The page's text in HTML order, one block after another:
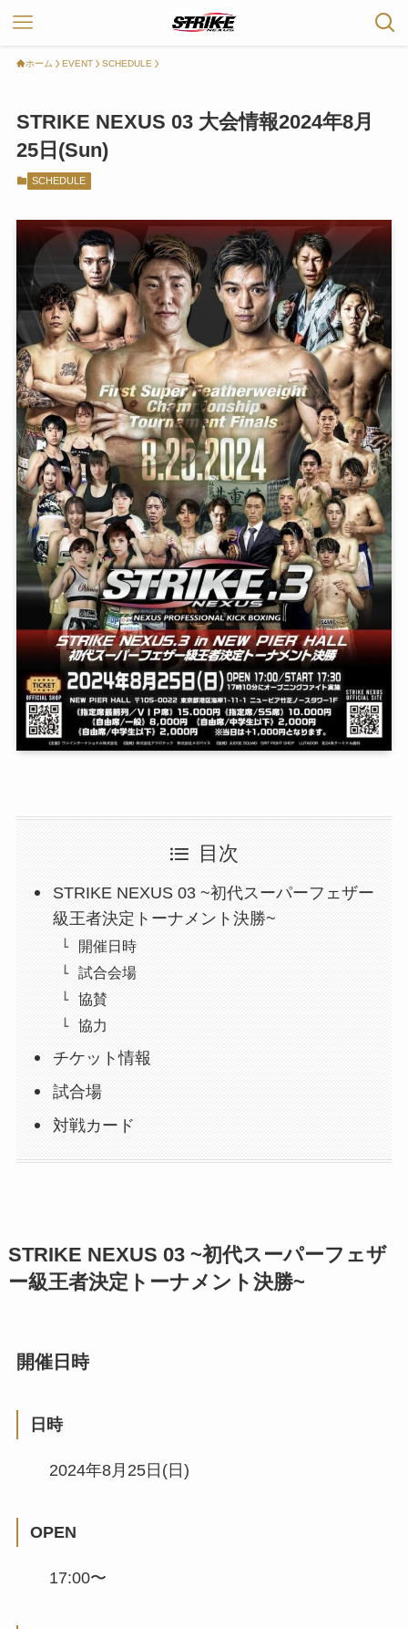
ホーム EVENT SCHEDULE
STRIKE NEXUS 03 大会情報2024年8月
25日(Sun)
SCHEDULE
目次
STRIKE NEXUS 03 ~初代スーパーフェザー
級王者決定トーナメント決勝~
開催日時
試合会場
協賛
協力
チケット情報
試合場
対戦カード
STRIKE NEXUS 03 ~初代スーパーフェザ
ー級王者決定トーナメント決勝~
開催日時
日時
2024年8月25日(日)
OPEN
17:00〜